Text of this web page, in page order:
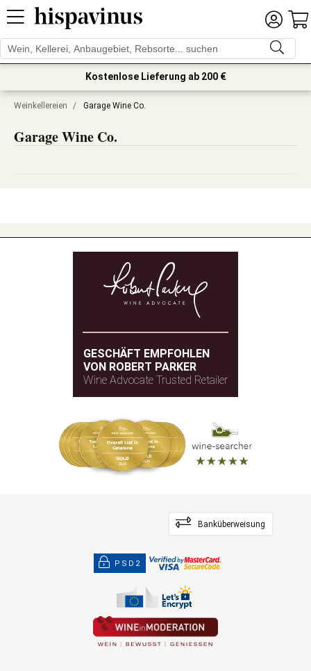
Kostenlose Lieferung ab 200 €
Weinkellereien / Garage Wine Co.
Garage Wine Co.
GESCHÄFT EMPFOHLEN
VON ROBERT PARKER
Wine Advocate Trusted Retailer
Banküberweisung
PSD2